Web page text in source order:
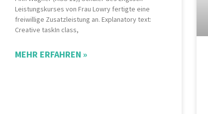
Leistungskurses von Frau Lowry fertigte eine
freiwillige Zusatzleistung an. Explanatory text:
Creative taskIn class,
MEHR ERFAHREN »